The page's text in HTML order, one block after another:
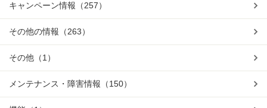
キャンペーン情報 （257）
その他の情報 （263）
その他 （1）
メンテナンス・障害情報 （150）